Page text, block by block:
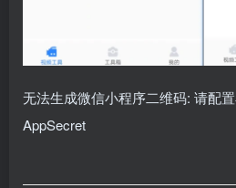
无法生成微信小程序二维码: 请配
AppSecret